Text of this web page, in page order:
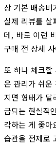
상 기본 배송비
실제 리뷰를 살
데, 바로 이런
구매 전 상세
또 하나 체크할
은 관리가 쉬운
지면 형태가 달
급되는 현실적
각하는 게 좋아
습관을 전제로